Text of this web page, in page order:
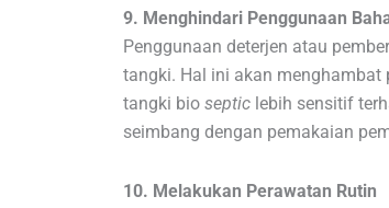
9. Menghindari Penggunaan
Penggunaan deterjen atau
tangki. Hal ini akan menghambat
tangki bio septic lebih sensitif
seimbang dengan pemakaian
10. Melakukan Perawatan Rutin